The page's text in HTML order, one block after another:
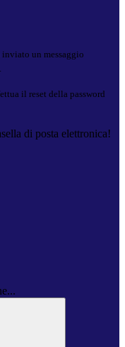
inviato un messaggio
il reset della password
di posta elettronica!